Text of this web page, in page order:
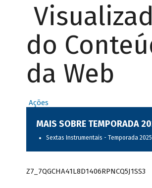
do
da Web
Ações
MAIS SOBRE TEMPORADA
Sextas Instrumentais - Temporada 2025
Z7_7QGCHA41L8D1406RPNCQ5J1SS3